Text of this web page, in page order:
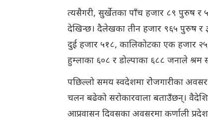
त्यसैगरी, सुर्खेतका पाँच हजार ८९ पुरुष र
देखिन्छ। दैलेखका तीन हजार ९६५ पुरुष र
दुई हजार ५१८, कालिकोटका एक हजार
हुम्लाका ६०८ र डोल्पाका ६८८ जनाले श्रम
पछिल्लो समय स्वदेशमा रोेजगारीका
चलन बढेको सरोकारवाला बताउँछन्। वैदेशिक
आप्रवासन दिवसका अवसरमा कर्णाली